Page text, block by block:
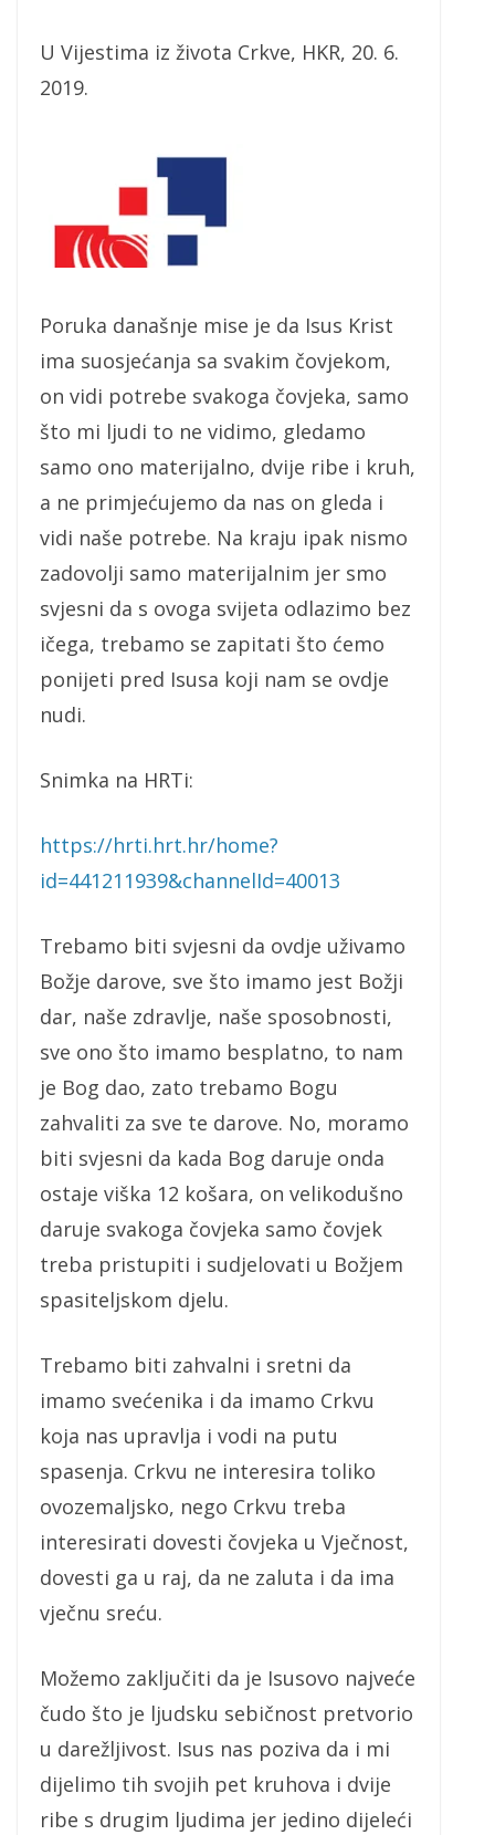
U Vijestima iz života Crkve, HKR, 20. 6.
2019.
Poruka današnje mise je da Isus Krist
ima suosjećanja sa svakim čovjekom,
on vidi potrebe svakoga čovjeka, samo
što mi ljudi to ne vidimo, gledamo
samo ono materijalno, dvije ribe i kruh,
a ne primjećujemo da nas on gleda i
vidi naše potrebe. Na kraju ipak nismo
zadovolji samo materijalnim jer smo
svjesni da s ovoga svijeta odlazimo bez
ičega, trebamo se zapitati što ćemo
ponijeti pred Isusa koji nam se ovdje
nudi.
Snimka na HRTi:
https://hrti.hrt.hr/home?
id=441211939&channelId=40013
Trebamo biti svjesni da ovdje uživamo
Božje darove, sve što imamo jest Božji
dar, naše zdravlje, naše sposobnosti,
sve ono što imamo besplatno, to nam
je Bog dao, zato trebamo Bogu
zahvaliti za sve te darove. No, moramo
biti svjesni da kada Bog daruje onda
ostaje viška 12 košara, on velikodušno
daruje svakoga čovjeka samo čovjek
treba pristupiti i sudjelovati u Božjem
spasiteljskom djelu.
Trebamo biti zahvalni i sretni da
imamo svećenika i da imamo Crkvu
koja nas upravlja i vodi na putu
spasenja. Crkvu ne interesira toliko
ovozemaljsko, nego Crkvu treba
interesirati dovesti čovjeka u Vječnost,
dovesti ga u raj, da ne zaluta i da ima
vječnu sreću.
Možemo zaključiti da je Isusovo najveće
čudo što je ljudsku sebičnost pretvorio
u darežljivost. Isus nas poziva da i mi
dijelimo tih svojih pet kruhova i dvije
ribe s drugim ljudima jer jedino dijeleći